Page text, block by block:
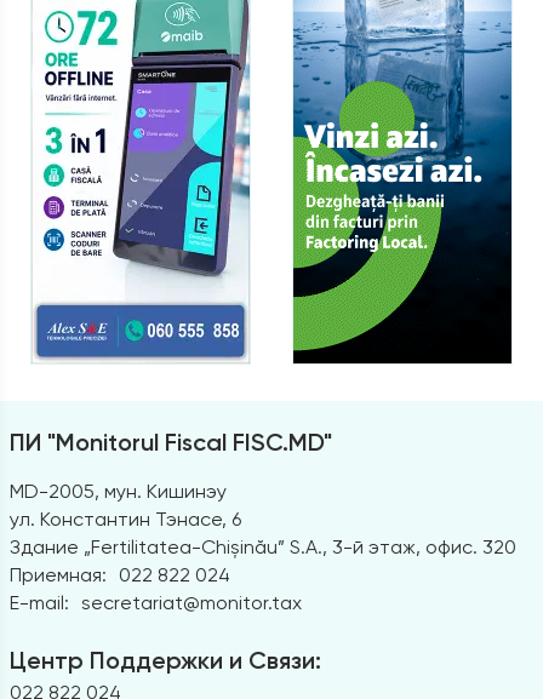
ПИ "Monitorul Fiscal FISC.MD"
MD-2005, мун. Кишинэу
ул. Константин Тэнасе, 6
Здание „Fertilitatea-Chișinău” S.A., 3-й этаж, офис. 320
Приемная:
022 822 024
E-mail: secretariat@monitor.tax
Центр Поддержки и Связи:
022 822 024